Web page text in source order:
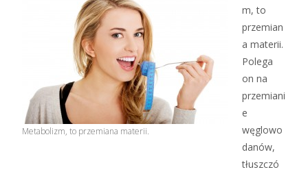
Metabolizm, to przemiana materii.
m, to
przemian
a materii.
Polega
on na
przemiani
e
węglowo
danów,
tłuszczó